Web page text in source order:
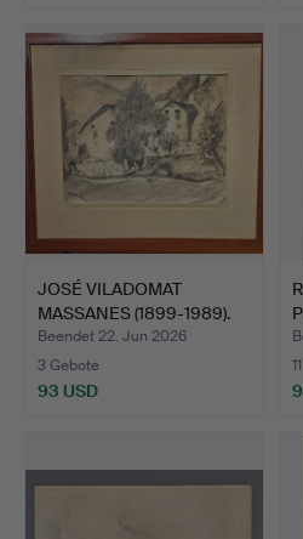
JOSÉ VILADOMAT
MASSANES (1899-1989).
"Mi t…
Beendet 22. Jun 2026
3 Gebote
93 USD